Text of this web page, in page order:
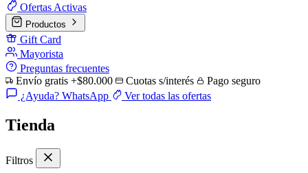
Ofertas Activas
Productos
Gift Card
Mayorista
Preguntas frecuentes
Envío gratis +$80.000
Cuotas s/interés
Pago seguro
¿Ayuda? WhatsApp
Ver todas las ofertas
Tienda
Filtros